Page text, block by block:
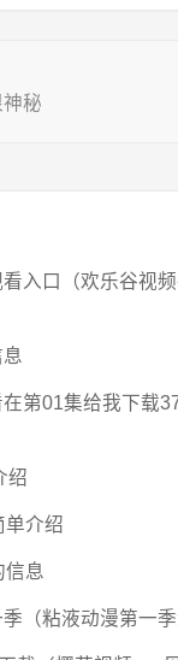
秘
入口（欢乐谷视
第01集给我下载
绍
单介绍
信息
（粘液动漫第一季